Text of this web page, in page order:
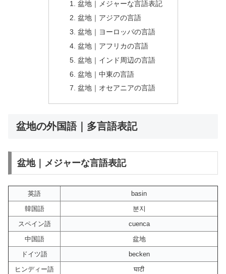
盆地｜メジャーな言語表記
盆地｜アジアの言語
盆地｜ヨーロッパの言語
盆地｜アフリカの言語
盆地｜インド周辺の言語
盆地｜中東の言語
盆地｜オセアニアの言語
盆地の外国語｜多言語表記
盆地｜メジャーな言語表記
英語
basin
韓国語
분지
スペイン語
cuenca
中国語
盆地
ドイツ語
becken
ヒンディー語
घाटी